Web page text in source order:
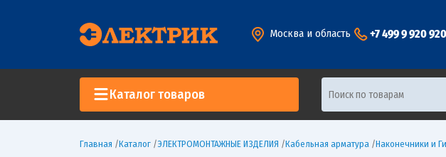
Москва и область +7 499 9 920 920
Каталог товаров
Главная /Каталог /ЭЛЕКТРОМОНТАЖНЫЕ ИЗДЕЛИЯ /Кабельная арматура /Наконечники и